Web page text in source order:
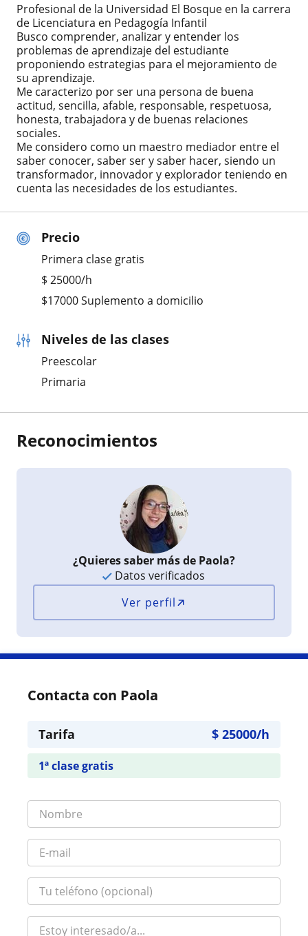
Precio
Primera clase gratis
$ 25000/h
$17000 Suplemento a domicilio
Niveles de las clases
Preescolar
Primaria
Profesional de la Universidad El Bosque en la carrera
de Licenciatura en Pedagogía Infantil
Busco comprender, analizar y entender los
problemas de aprendizaje del estudiante
proponiendo estrategias para el mejoramiento de
su aprendizaje.
Me caracterizo por ser una persona de buena
actitud, sencilla, afable, responsable, respetuosa,
honesta, trabajadora y de buenas relaciones
sociales.
Me considero como un maestro mediador entre el
saber conocer, saber ser y saber hacer, siendo un
transformador, innovador y explorador teniendo en
cuenta las necesidades de los estudiantes.
Reconocimientos
¿Quieres saber más de Paola?
Datos verificados
Ver perfil
Contacta con Paola
Tarifa $ 25000/h
1ª clase gratis